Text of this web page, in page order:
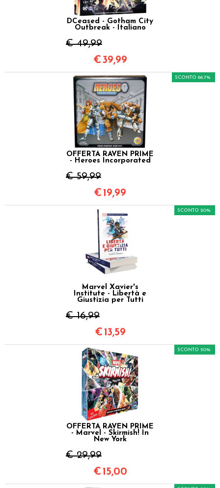
DCeased - Gotham City
Outbreak - Italiano
€ 49,99
€39,99
OFFERTA RAVEN PRIME
- Heroes Incorporated
€ 59,99
SCONTO 66.7%
€ 19,99
Marvel Xavier's
Institute - Libertà e
Giustizia per Tutti
€ 16,99
SCONTO 20%
€ 13,59
OFFERTA RAVEN PRIME
- Marvel - Skirmish! In
New York
€ 29,99
SCONTO 50%
€ 15,00